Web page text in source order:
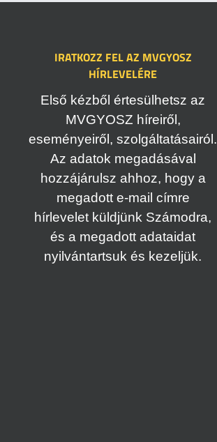
IRATKOZZ FEL AZ MVGYOSZ
HÍRLEVELÉRE
Első kézből értesülhetsz az
MVGYOSZ híreiről,
eseményeiről, szolgáltatásairól.
Az adatok megadásával
hozzájárulsz ahhoz, hogy a
megadott e-mail címre
hírlevelet küldjünk Számodra,
és a megadott adataidat
nyilvántartsuk és kezeljük.